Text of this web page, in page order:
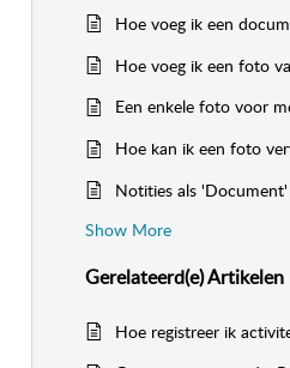
Notities als
Show More
Gerelateerd(e)Artikelen
Hoe registreer ik